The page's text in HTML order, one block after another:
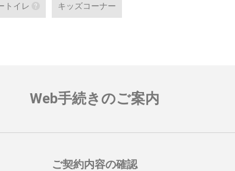
お客さまご自身でお手続き可能なセルフ
端末が設置されている店舗です。
トイレ キッズコーナー
Web手続きのご案内
ご契約内容の確認